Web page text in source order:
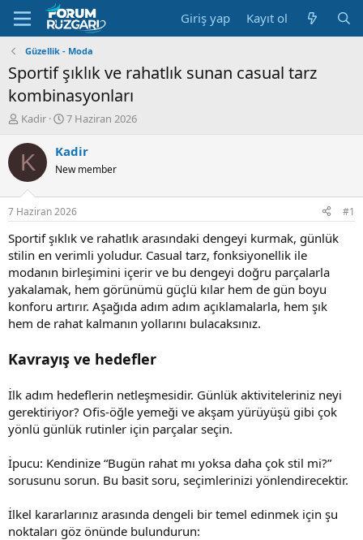
Giriş yap Kayıt ol
Güzellik - Moda
Sportif şıklık ve rahatlık sunan casual tarz
kombinasyonları
K
n
u
u
B
a
ş
l
a
t
a
n
Kadir
B
ş
a
g
ı
ç
a
r
i
h
i
7 Haziran 2026
K Kadir
New member
7 Haziran 2026 #1
Sportif şıklık ve rahatlık arasındaki dengeyi kurmak, günlük
stilin en verimli yoludur. Casual tarz, fonksiyonellik ile
modanın birleşimini içerir ve bu dengeyi doğru parçalarla
yakalamak, hem görünümü güçlü kılar hem de gün boyu
konforu artırır. Aşağıda adım adım açıklamalarla, hem şık
hem de rahat kalmanın yollarını bulacaksınız.
Kavrayış ve hedefler
İlk adım hedeflerin netleşmesidir. Günlük aktiviteleriniz neyi
gerektiriyor? Ofis-öğle yemeği ve akşam yürüyüşü gibi çok
yönlü günlük rutinler için parçalar seçin.
İpucu: Kendinize “Bugün rahat mı yoksa daha çok stil mi?”
sorusunu sorun. Bu basit soru, seçimlerinizi yönlendirecektir.
İlkel kararlarınız arasında dengeli bir temel edinmek için şu
noktaları göz önünde bulundurun: